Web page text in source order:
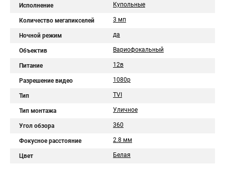
Исполнение Купольные
Количество мегапикселей 3 мп
Ночной режим да
Объектив Вариофокальный
Питание 12в
Разрешение видео 1080p
Тип TVI
Тип монтажа Уличное
Угол обзора 360
Фокусное расстояние 2.8 мм
Цвет Белая